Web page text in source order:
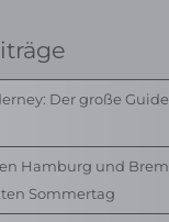
Der große
Hamburg und
Sommertag